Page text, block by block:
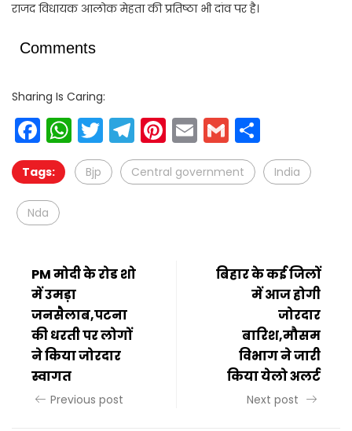
राजद विधायक आलोक मेहता की प्रतिष्ठा भी दांव पर है।
Comments
Sharing Is Caring:
Facebook
WhatsApp
Twitter
Telegram
Pinterest
EmailGmail
Tags: Bjp Central government India
Nda
PM मोदी के रोड शो
में उमड़ा
जनसैलाब,पटना
की धरती पर लोगों
ने किया जोरदार
स्वागत
Previous post
बिहार के कई जिलों
में आज होगी
जोरदार
बारिश,मौसम
विभाग ने जारी
किया येलो अलर्ट
Next post